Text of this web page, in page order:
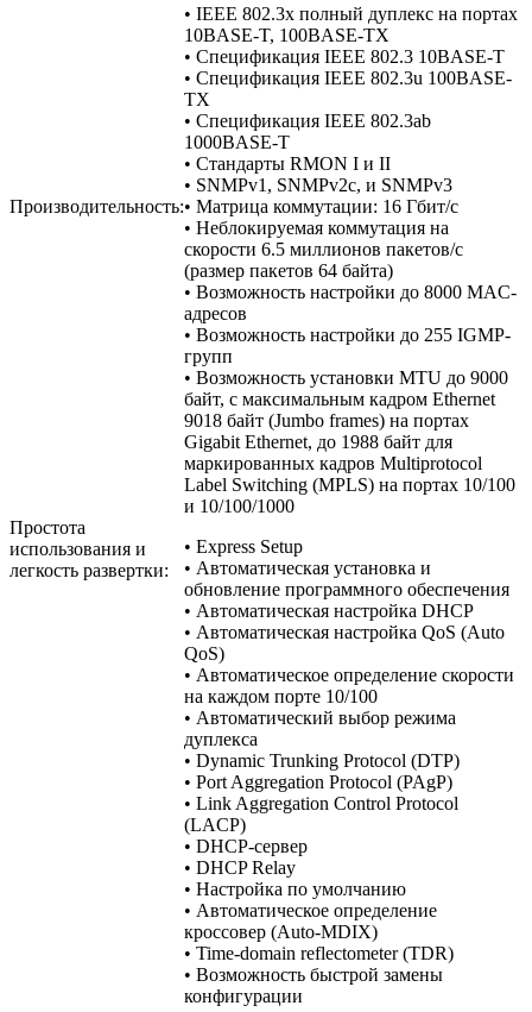
• IEEE 802.3x полный дуплекс на портах
10BASE-T, 100BASE-TX
• Спецификация IEEE 802.3 10BASE-T
• Спецификация IEEE 802.3u 100BASE-
TX
• Спецификация IEEE 802.3ab
1000BASE-T
• Стандарты RMON I и II
• SNMPv1, SNMPv2c, и SNMPv3
Производительность:• Матрица коммутации: 16 Гбит/с
• Неблокируемая коммутация на
скорости 6.5 миллионов пакетов/с
(размер пакетов 64 байта)
• Возможность настройки до 8000 MAC-
адресов
• Возможность настройки до 255 IGMP-
групп
• Возможность установки MTU до 9000
байт, с максимальным кадром Ethernet
9018 байт (Jumbo frames) на портах
Gigabit Ethernet, до 1988 байт для
маркированных кадров Multiprotocol
Label Switching (MPLS) на портах 10/100
и 10/100/1000
Простота
использования и
легкость развертки:
• Express Setup
• Автоматическая установка и
обновление программного обеспечения
• Автоматическая настройка DHCP
• Автоматическая настройка QoS (Auto
QoS)
• Автоматическое определение скорости
на каждом порте 10/100
• Автоматический выбор режима
дуплекса
• Dynamic Trunking Protocol (DTP)
• Port Aggregation Protocol (PAgP)
• Link Aggregation Control Protocol
(LACP)
• DHCP-сервер
• DHCP Relay
• Настройка по умолчанию
• Автоматическое определение
кроссовер (Auto-MDIX)
• Time-domain reflectometer (TDR)
• Возможность быстрой замены
конфигурации